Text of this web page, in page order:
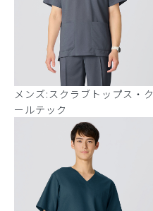
メンズ:スクラブトップス・ク
ールテック